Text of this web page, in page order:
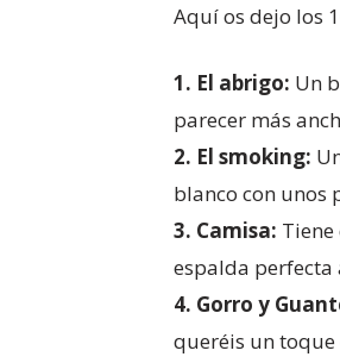
Aquí os dejo los
1. El abrigo: Un
parecer más
2. El smoking:
blanco con unos
3. Camisa:
espalda perfecta
4. Gorro y
queréis un